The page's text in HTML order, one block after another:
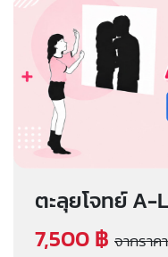
ตะลุยโจทย์ A-
1 วันเสาร์)
7,500 ฿ จากรา